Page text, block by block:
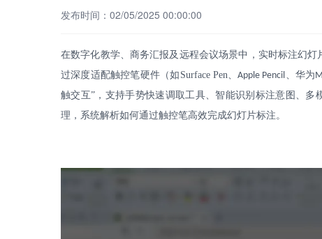
发布时间：02/05/2025 00:00:00
在数字化教学、商务汇报及远程会议场景中，实时标注幻灯
过深度适配触控笔硬件（如 Surface Pen、Apple Pencil、华为
触交互”，支持手势快速调取工具、智能识别标注意图、
理，系统解析如何通过触控笔高效完成幻灯片标注。